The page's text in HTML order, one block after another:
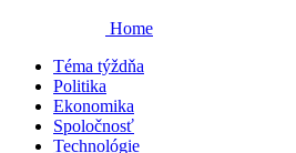
Home
Téma týždňa
Politika
Ekonomika
Spoločnosť
Technológie